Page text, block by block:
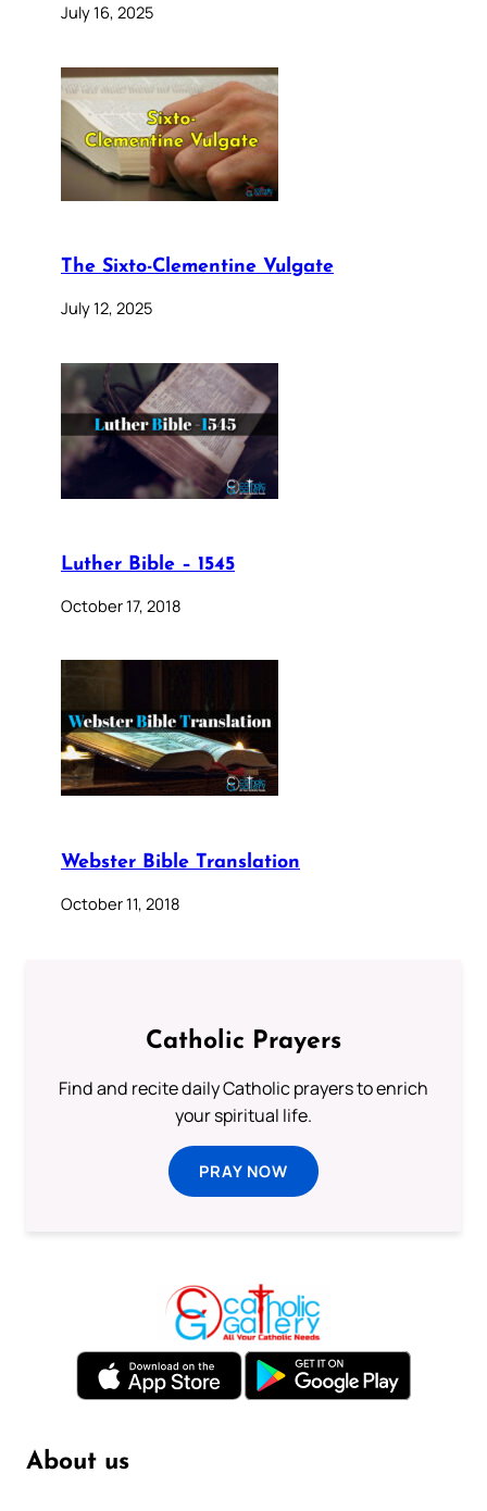
July 16, 2025
The Sixto-Clementine Vulgate
July 12, 2025
Luther Bible – 1545
October 17, 2018
Webster Bible Translation
October 11, 2018
Catholic Prayers
Find and recite daily Catholic prayers to enrich
your spiritual life.
PRAY NOW
About us